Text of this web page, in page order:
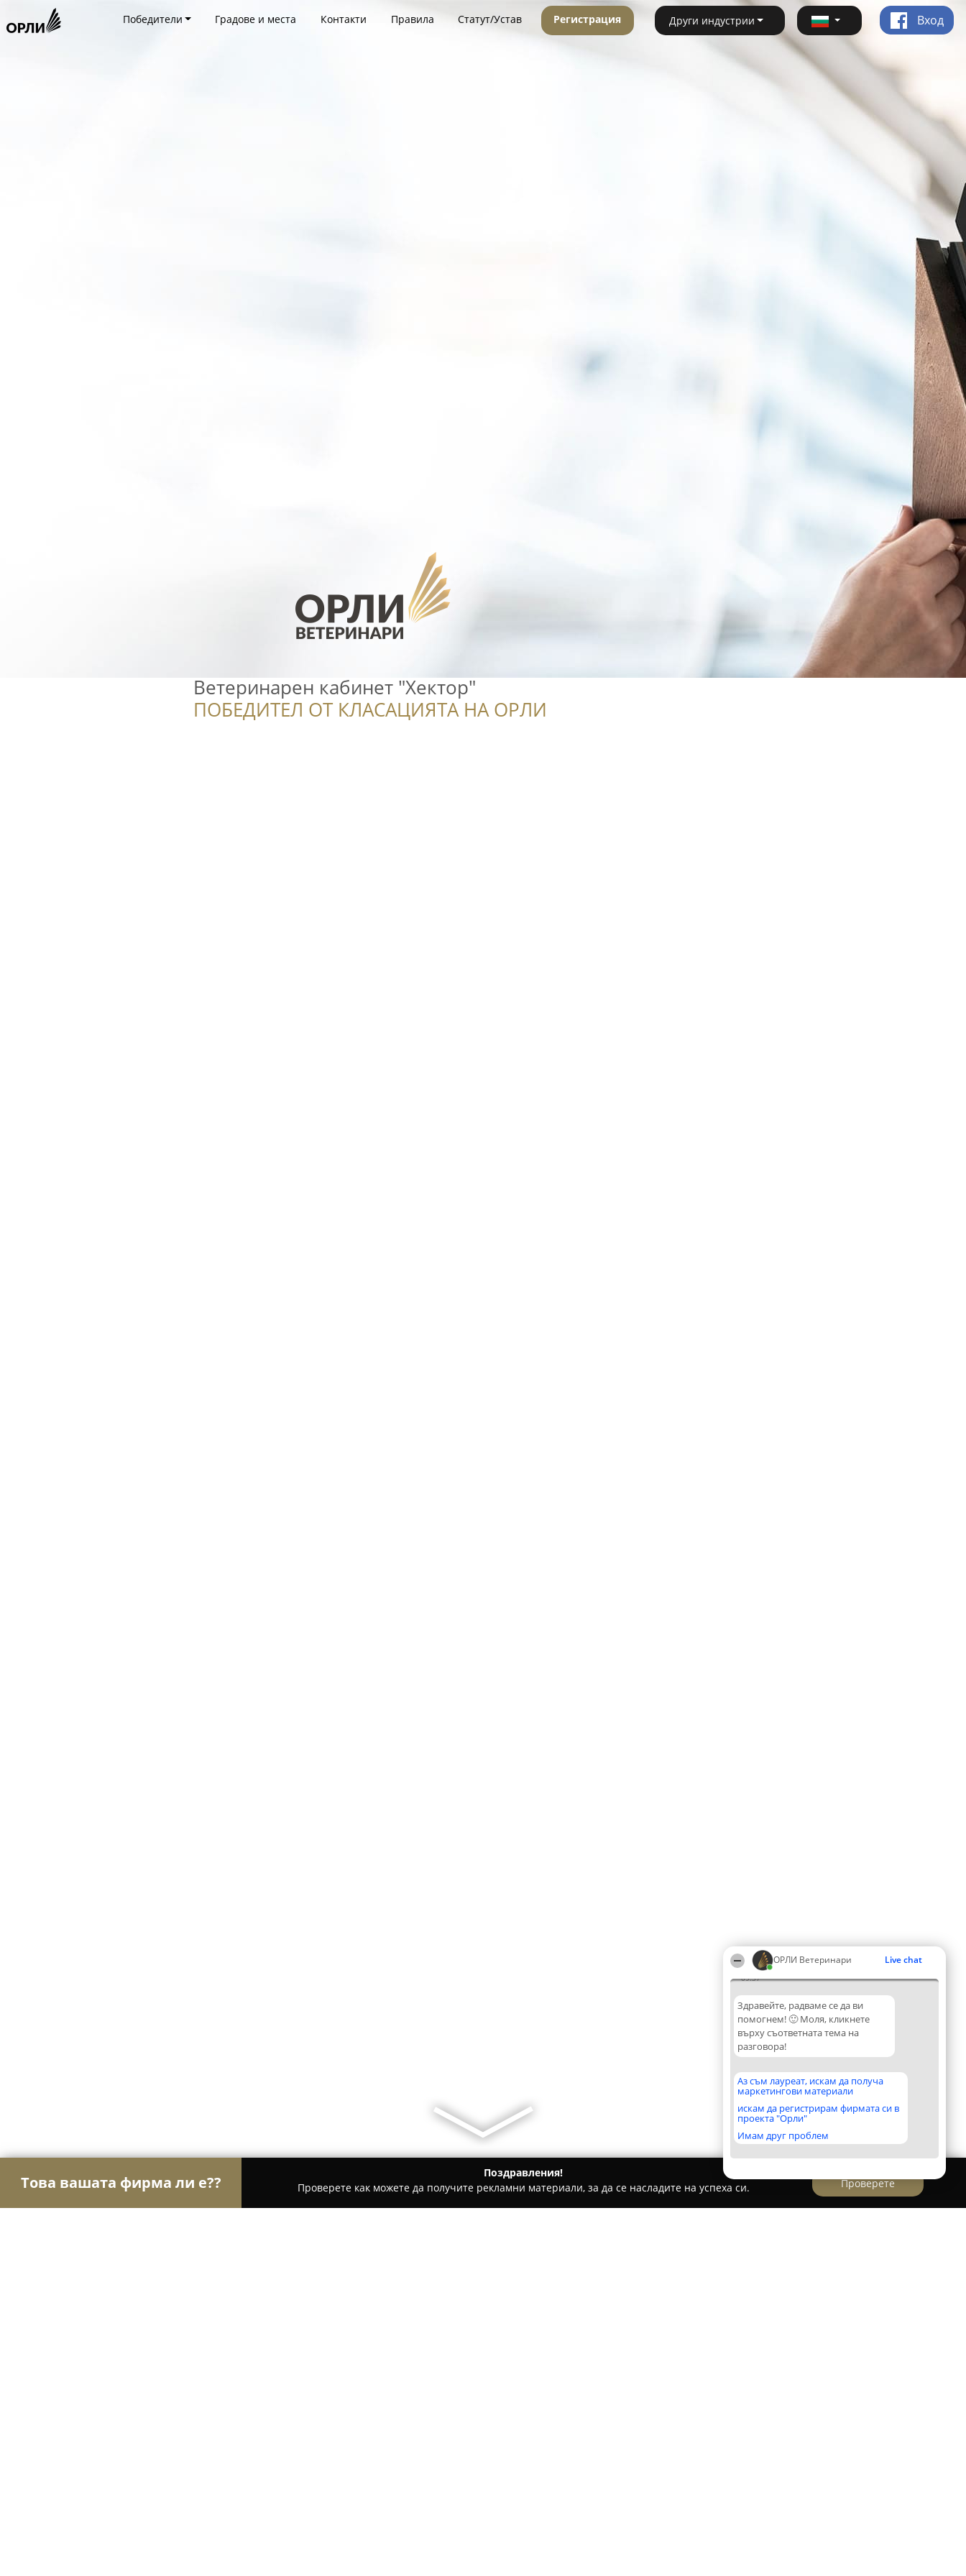
ОРЛИ Ветеринари Live chat
09:37
Здравейте, радваме се да ви
помогнем! 🙂 Моля, кликнете
върху съответната тема на
разговора!
Аз съм лауреат, искам да получа
маркетингови материали
искам да регистрирам фирмата си в
проекта "Орли"
Имам друг проблем
Победители Градове и места Контакти Правила Статут/Устав Регистрация Други индустрии Вход
Ветеринарен кабинет "Хектор"
ПОБЕДИТЕЛ ОТ КЛАСАЦИЯТА НА ОРЛИ
Това вашата фирма ли е??
Поздравления!
Проверете как можете да получите рекламни материали, за да се насладите на успеха си.
Проверете